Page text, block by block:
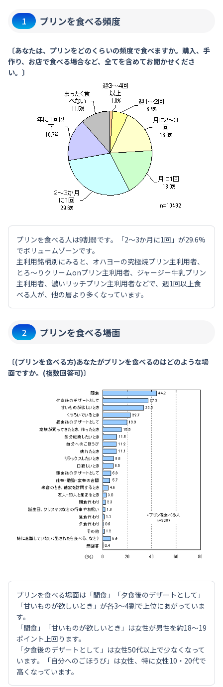
1 プリンを食べる頻度
〔あなたは、プリンをどのくらいの頻度で食べますか。購入、手
作り、お店で食べる場合など、全てを含めてお聞かせくださ
い。〕
プリンを食べる人は9割弱です。「2～3か月に1回」が29.6%
でボリュームゾーンです。
主利用銘柄別にみると、オハヨーの究極焼プリン主利用者、
とろ～りクリームonプリン主利用者、ジャージー牛乳プリン
主利用者、濃いリッチプリン主利用者などで、週1回以上食
べる人が、他の層より多くなっています。
2 プリンを食べる場面
〔(プリンを食べる方)あなたがプリンを食べるのはどのような場
面ですか。(複数回答可)〕
プリンを食べる場面は「間食」「夕食後のデザートとして」
「甘いものが欲しいとき」が各3～4割で上位にあがっていま
す。
「間食」「甘いものが欲しいとき」は女性が男性を約18～19
ポイント上回ります。
「夕食後のデザートとして」は女性50代以上で少なくなって
います。「自分へのごほうび」は女性、特に女性10・20代で
高くなっています。